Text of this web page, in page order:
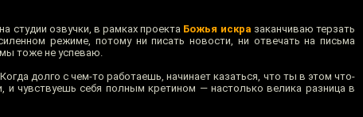
студии озвучки, в рамках проекта Божья искра заканчиваю терзать
режиме, потому ни писать новости, ни отвечать на письма
тоже не успеваю.
долго с чем-то работаешь, начинает казаться, что ты в этом что-
и чувствуешь себя полным кретином — настолько велика разница в